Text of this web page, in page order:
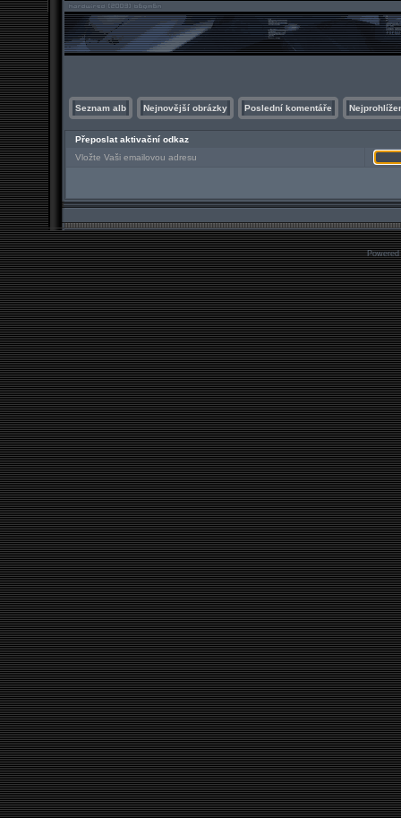
Seznam alb Nejnovější obrázky Poslední komentáře
Přeposlat aktivační odkaz
Vložte Vaši emailovou adresu